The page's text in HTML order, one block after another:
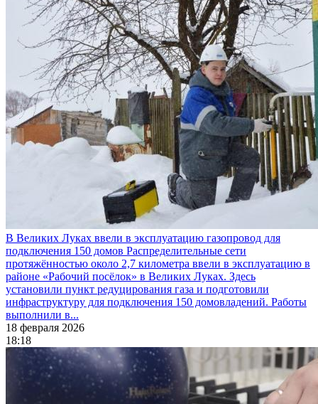
В Великих Луках ввели в эксплуатацию газопровод для
подключения 150 домов Распределительные сети
протяжённостью около 2,7 километра ввели в эксплуатацию в
районе «Рабочий посёлок» в Великих Луках. Здесь
установили пункт редуцирования газа и подготовили
инфраструктуру для подключения 150 домовладений. Работы
выполнили в...
18 февраля 2026
18:18